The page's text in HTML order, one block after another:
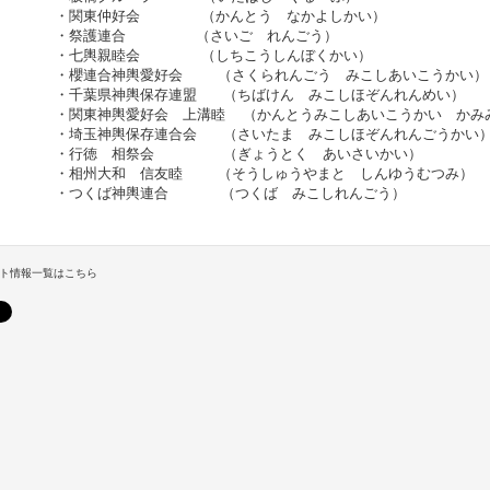
・関東仲好会 （かんとう なかよしかい）
・祭護連合 （さいご れんごう）
・七輿親睦会 （しちこうしんぼくかい）
・櫻連合神輿愛好会 （さくられんごう みこしあいこうかい）
・千葉県神輿保存連盟 （ちばけん みこしほぞんれんめい）
・関東神輿愛好会 上溝睦 （かんとうみこしあいこうかい かみ
・埼玉神輿保存連合会 （さいたま みこしほぞんれんごうかい）
・行徳 相祭会 （ぎょうとく あいさいかい）
・相州大和 信友睦 （そうしゅうやまと しんゆうむつみ）
・つくば神輿連合 （つくば みこしれんごう）
情報一覧はこちら